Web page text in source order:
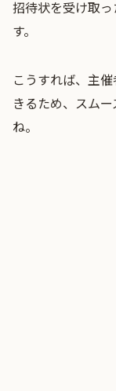
招待状を受け取
す。
こうすれば、主
きるため、スム
ね。